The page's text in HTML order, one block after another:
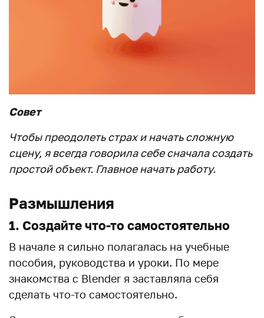
Совет
Чтобы преодолеть страх и начать сложную
сцену, я всегда говорила себе сначала создать
простой объект. Главное начать работу.
Размышления
1. Создайте что-то самостоятельно
В начале я сильно полагалась на учебные
пособия, руководства и уроки. По мере
знакомства с Blender я заставляла себя
сделать что-то самостоятельно.